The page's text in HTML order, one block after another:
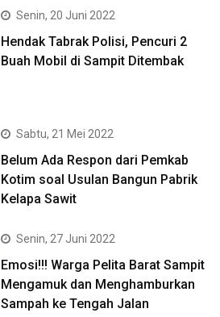
Senin, 20 Juni 2022
Hendak Tabrak Polisi, Pencuri 2
Buah Mobil di Sampit Ditembak
Sabtu, 21 Mei 2022
Belum Ada Respon dari Pemkab
Kotim soal Usulan Bangun Pabrik
Kelapa Sawit
Senin, 27 Juni 2022
Emosi!!! Warga Pelita Barat Sampit
Mengamuk dan Menghamburkan
Sampah ke Tengah Jalan